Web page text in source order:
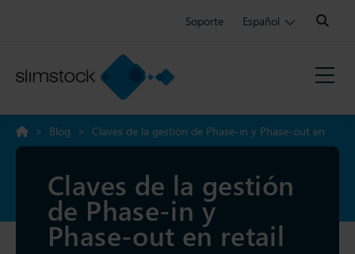
Soporte Español
Search:
> Blog > Claves de la gestión de Phase-in y Phase-out en
retail
Claves de la gestión
de Phase-in y
Phase-out en retail